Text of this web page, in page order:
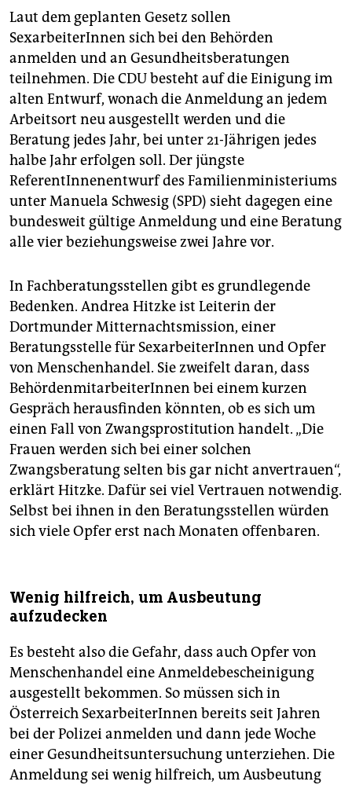
Laut dem geplanten Gesetz sollen
SexarbeiterInnen sich bei den Behörden
anmelden und an Gesundheitsberatungen
teilnehmen. Die CDU besteht auf die Einigung im
alten Entwurf, wonach die Anmeldung an jedem
Arbeitsort neu ausgestellt werden und die
Beratung jedes Jahr, bei unter 21-Jährigen jedes
halbe Jahr erfolgen soll. Der jüngste
ReferentInnenentwurf des Familienministeriums
unter Manuela Schwesig (SPD) sieht dagegen eine
bundesweit gültige Anmeldung und eine Beratung
alle vier beziehungsweise zwei Jahre vor.
In Fachberatungsstellen gibt es grundlegende
Bedenken. Andrea Hitzke ist Leiterin der
Dortmunder Mitternachtsmission, einer
Beratungsstelle für SexarbeiterInnen und Opfer
von Menschenhandel. Sie zweifelt daran, dass
BehördenmitarbeiterInnen bei einem kurzen
Gespräch herausfinden könnten, ob es sich um
einen Fall von Zwangsprostitution handelt. „Die
Frauen werden sich bei einer solchen
Zwangsberatung selten bis gar nicht anvertrauen“,
erklärt Hitzke. Dafür sei viel Vertrauen notwendig.
Selbst bei ihnen in den Beratungsstellen würden
sich viele Opfer erst nach Monaten offenbaren.
Wenig hilfreich, um Ausbeutung
aufzudecken
Es besteht also die Gefahr, dass auch Opfer von
Menschenhandel eine Anmeldebescheinigung
ausgestellt bekommen. So müssen sich in
Österreich SexarbeiterInnen bereits seit Jahren
bei der Polizei anmelden und dann jede Woche
einer Gesundheitsuntersuchung unterziehen. Die
Anmeldung sei wenig hilfreich, um Ausbeutung